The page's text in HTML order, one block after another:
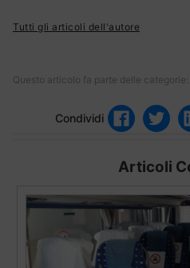
Tutti gli articoli dell'autore
Questo articolo fa parte delle categorie:
Condividi
Articoli